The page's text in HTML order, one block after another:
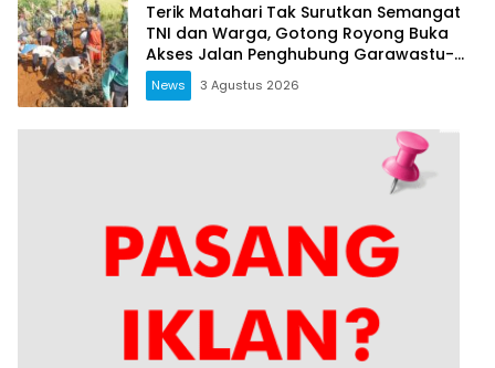
Terik Matahari Tak Surutkan Semangat
TNI dan Warga, Gotong Royong Buka
Akses Jalan Penghubung Garawastu-
Pasirayu
News 3 Agustus 2026